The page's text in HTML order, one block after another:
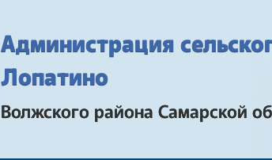
Администрация
Лопатино
Волжского района Самарской